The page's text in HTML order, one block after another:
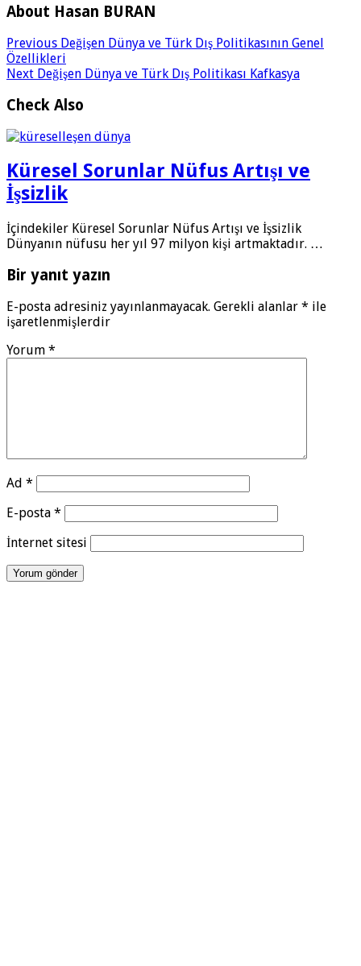
About Hasan BURAN
Previous Değişen Dünya ve Türk Dış Politikasının Genel
Özellikleri
Next Değişen Dünya ve Türk Dış Politikası Kafkasya
Check Also
Küresel Sorunlar Nüfus Artışı ve
İşsizlik
İçindekiler Küresel Sorunlar Nüfus Artışı ve İşsizlik
Dünyanın nüfusu her yıl 97 milyon kişi artmaktadır. …
Bir yanıt yazın
E-posta adresiniz yayınlanmayacak. Gerekli alanlar * ile
işaretlenmişlerdir
Yorum *
Ad *
E-posta *
İnternet sitesi